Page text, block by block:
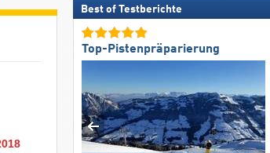
Best of Testberichte
Top-Pistenpräparierung